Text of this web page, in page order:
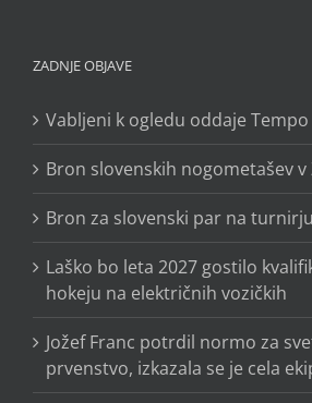
ZADNJE OBJAVE
Vabljeni k ogledu oddaje Tempo
Bron slovenskih nogometašev v
Bron za slovenski par na
Laško bo leta 2027 gostilo
hokeju na električnih vozičkih
Jožef Franc potrdil normo za
prvenstvo, izkazala se je cela